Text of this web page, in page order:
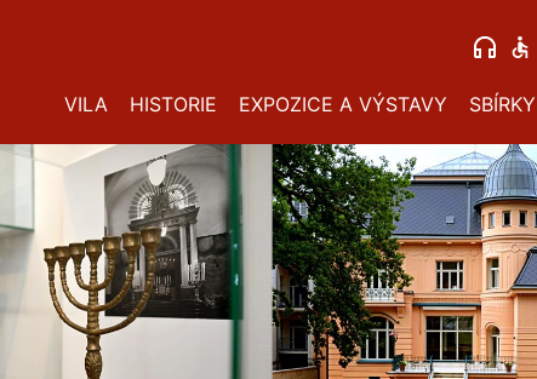
VILA HISTORIE EXPOZICE A VÝSTAVY SBÍRKY